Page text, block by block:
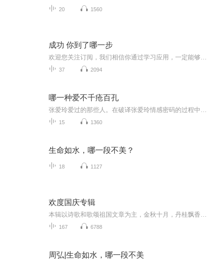
20 1560
成功 你到了哪一步
37 2094
哪一种爱不千疮百孔
15 1360
生命如水，哪一段不美？
18 1127
欢度国庆专辑
167 6788
周弘|生命如水，哪一段不美